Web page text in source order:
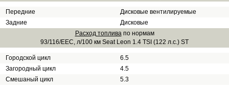
Передние
Дисковые вентилируемые
Задние
Дисковые
Расход топливапо нормам
93/116/EEC, л/100 км Seat Leon 1.4 TSI (122 л.с.) ST
Городской цикл
6.5
Загородный цикл
4.5
Смешаный цикл
5.3